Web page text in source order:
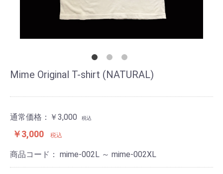
Mime Original T-shirt (NATURAL)
通常価格： ￥3,000 税込
￥3,000 税込
商品コード： mime-002L ～ mime-002XL